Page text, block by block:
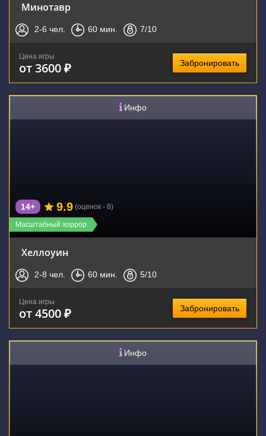
Минотавр
2-6 чел. 60 мин. 7/10
Цена игры
от 3600 ₽ Забронировать
Инфо
Масштабный хоррор
14+ 9.9 (оценок - 8)
Хеллоуин
2-8 чел. 60 мин. 5/10
Цена игры
от 4500 ₽ Забронировать
Инфо